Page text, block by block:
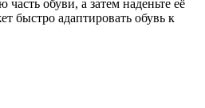
обуви, а затем наденьте её
быстро адаптировать обувь к